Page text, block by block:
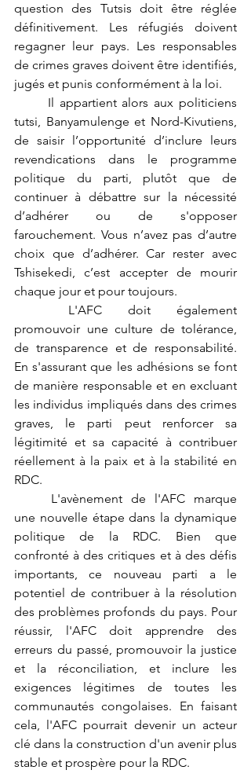
question des Tutsis doit être réglée
définitivement. Les réfugiés doivent
regagner leur pays. Les responsables
de crimes graves doivent être identifiés,
jugés et punis conformément à la loi.
tutsi, Banyamulenge et Nord-Kivutiens,
de saisir l’opportunité d’inclure leurs
revendications dans le programme
politique du parti, plutôt que de
continuer à débattre sur la nécessité
d’adhérer ou de s'opposer
farouchement. Vous n’avez pas d’autre
choix que d’adhérer. Car rester avec
Tshisekedi, c’est accepter de mourir
chaque jour et pour toujours.
promouvoir une culture de tolérance,
de transparence et de responsabilité.
En s'assurant que les adhésions se font
de manière responsable et en excluant
les individus impliqués dans des crimes
graves, le parti peut renforcer sa
légitimité et sa capacité à contribuer
réellement à la paix et à la stabilité en
RDC.
une nouvelle étape dans la dynamique
politique de la RDC. Bien que
confronté à des critiques et à des défis
importants, ce nouveau parti a le
potentiel de contribuer à la résolution
des problèmes profonds du pays. Pour
réussir, l'AFC doit apprendre des
erreurs du passé, promouvoir la justice
et la réconciliation, et inclure les
exigences légitimes de toutes les
communautés congolaises. En faisant
cela, l'AFC pourrait devenir un acteur
clé dans la construction d'un avenir plus
stable et prospère pour la RDC.